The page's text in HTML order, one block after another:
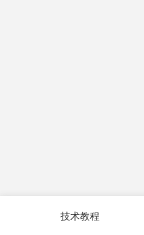
技术教程